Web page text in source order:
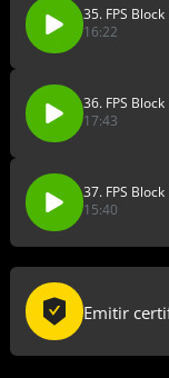
35. FPS
16:22
36. FPS
17:43
37. FPS
15:40
Emitir